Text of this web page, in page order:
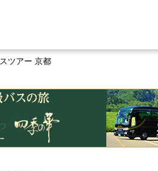
ツアー 京都